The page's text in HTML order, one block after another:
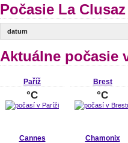
Počasie La
datum
Aktuálne počasie
Paříž
°C
Brest
°C
Cannes Chamonix